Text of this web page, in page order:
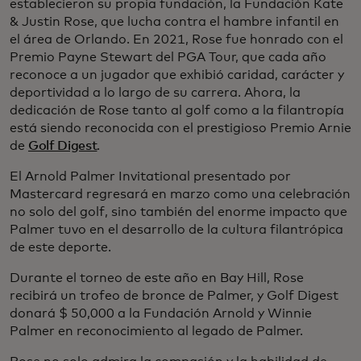
establecieron su propia fundación, la Fundación Kate
& Justin Rose, que lucha contra el hambre infantil en
el área de Orlando. En 2021, Rose fue honrado con el
Premio Payne Stewart del PGA Tour, que cada año
reconoce a un jugador que exhibió caridad, carácter y
deportividad a lo largo de su carrera. Ahora, la
dedicación de Rose tanto al golf como a la filantropía
está siendo reconocida con el prestigioso Premio Arnie
de Golf Digest.
El Arnold Palmer Invitational presentado por
Mastercard regresará en marzo como una celebración
no solo del golf, sino también del enorme impacto que
Palmer tuvo en el desarrollo de la cultura filantrópica
de este deporte.
Durante el torneo de este año en Bay Hill, Rose
recibirá un trofeo de bronce de Palmer, y Golf Digest
donará $ 50,000 a la Fundación Arnold y Winnie
Palmer en reconocimiento al legado de Palmer.